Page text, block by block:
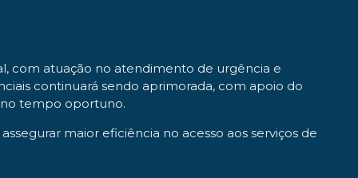
com atuação no atendimento de urgência e
continuará sendo aprimorada, com apoio do
tempo oportuno.
maior eficiência no acesso aos serviços de